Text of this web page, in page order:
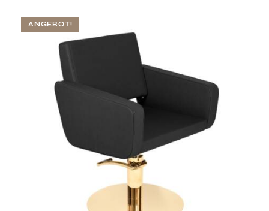
ANGEBOT!